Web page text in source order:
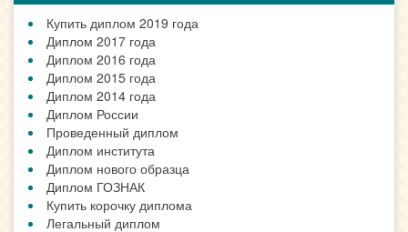
Купить диплом 2019 года
Диплом 2017 года
Диплом 2016 года
Диплом 2015 года
Диплом 2014 года
Диплом России
Проведенный диплом
Диплом института
Диплом нового образца
Диплом ГОЗНАК
Купить корочку диплома
Легальный диплом